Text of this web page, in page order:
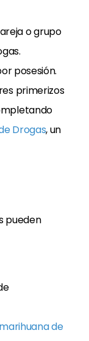
o grupo
posesión.
primerizos
Drogas, un
pueden
de